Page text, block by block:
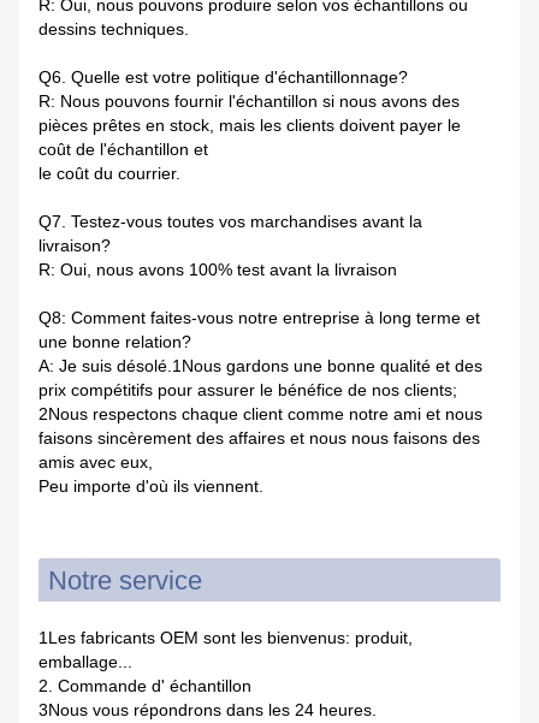
R: Oui, nous pouvons produire selon vos échantillons ou
dessins techniques.
Q6. Quelle est votre politique d'échantillonnage?
R: Nous pouvons fournir l'échantillon si nous avons des
pièces prêtes en stock, mais les clients doivent payer le
coût de l'échantillon et
le coût du courrier.
Q7. Testez-vous toutes vos marchandises avant la
livraison?
R: Oui, nous avons 100% test avant la livraison
Q8: Comment faites-vous notre entreprise à long terme et
une bonne relation?
A: Je suis désolé.1Nous gardons une bonne qualité et des
prix compétitifs pour assurer le bénéfice de nos clients;
2Nous respectons chaque client comme notre ami et nous
faisons sincèrement des affaires et nous nous faisons des
amis avec eux,
Peu importe d'où ils viennent.
Notre service
1Les fabricants OEM sont les bienvenus: produit,
emballage...
2. Commande d' échantillon
3Nous vous répondrons dans les 24 heures.